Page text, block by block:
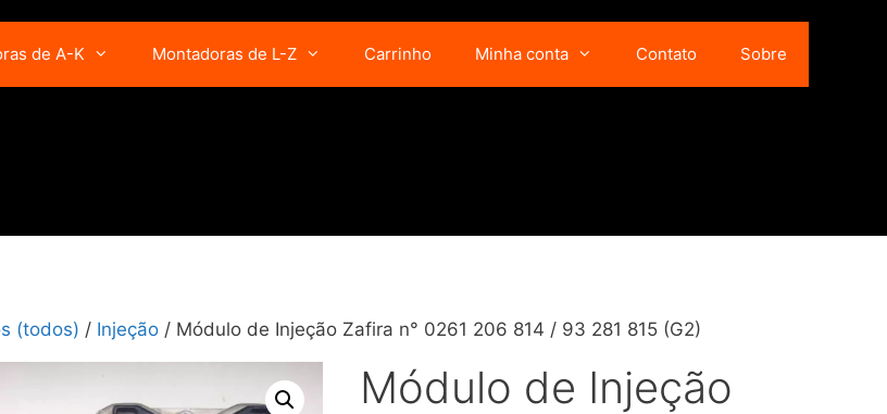
de A-K Montadoras de L-Z Carrinho Minha conta Contato Sobre
(todos) / Injeção / Módulo de Injeção Zafira n° 0261 206 814 / 93 281 815 (G2)
Módulo de Injeção